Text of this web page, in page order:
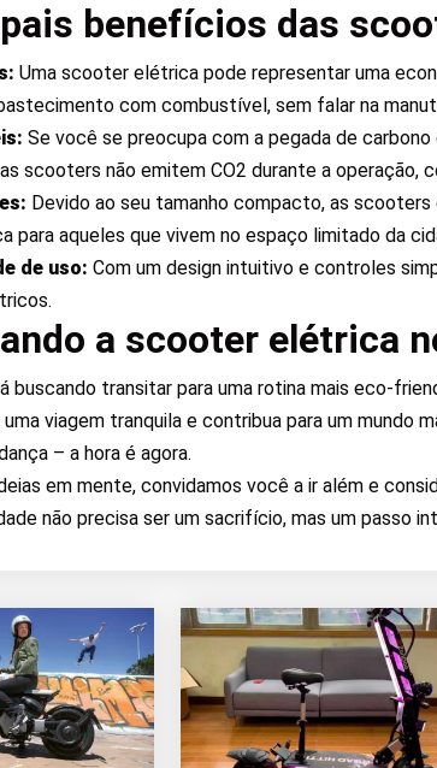
benefícios das
Uma scooter elétrica pode representar uma
com combustível, sem falar na
Se você se preocupa com a pegada de
scooters não emitem CO2 durante a operação,
Devido ao seu tamanho compacto, as
para aqueles que vivem no espaço limitado da
de uso: Com um design intuitivo e controles
a scooter elétrica
buscando transitar para uma rotina mais eco-
viagem tranquila e contribua para um mundo
– a hora é agora.
em mente, convidamos você a ir além e
não precisa ser um sacrifício, mas um passo